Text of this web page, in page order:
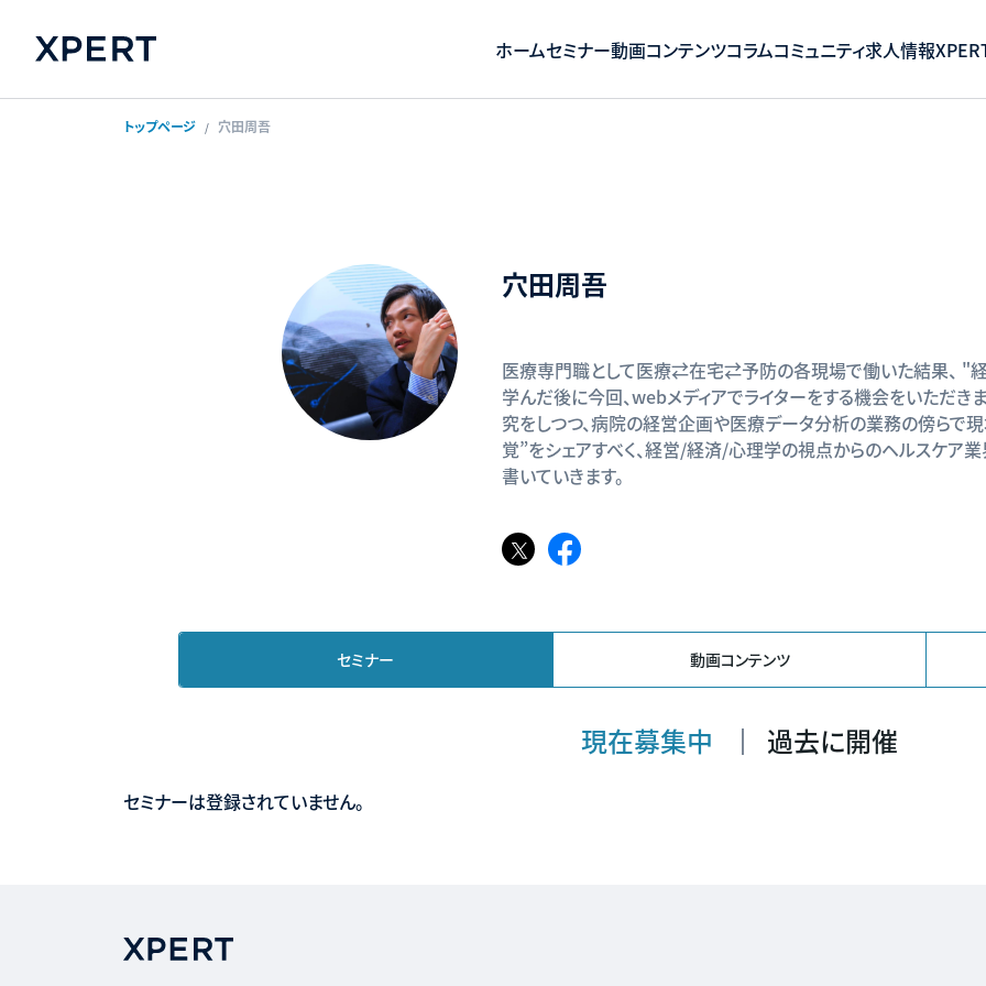
ホームセミナー動画コンテンツコラムコミュニティ求人情報
トップページ 穴田周吾
穴田周吾
医療専門職として医療⇄在宅⇄予防の各現場で働いた結果、 "
学んだ後に今回、webメディアでライターをする機会をいただき
究をしつつ、病院の経営企画や医療データ分析の業務の傍らで
覚”をシェアすべく、経営/経済/心理学の視点からのヘルスケア
書いていきます。
𝕏
ジ
Facebook
ジ
セミナー 動画コンテンツ
現在募集中 過去に開催
セミナーは登録されていません。